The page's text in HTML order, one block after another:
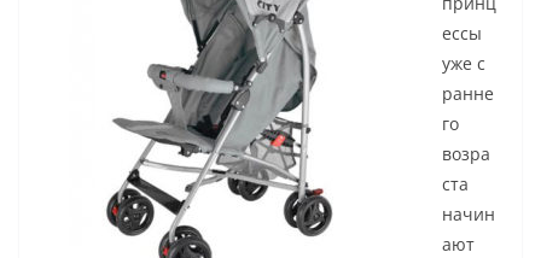
ессы
уже с
ранне
го
возра
ста
начин
ают